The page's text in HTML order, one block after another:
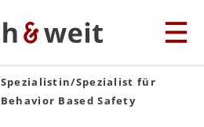
Spezialistin/Spezialist für
Behavior Based Safety